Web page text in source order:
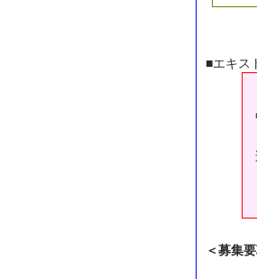
■エキス
＜募集